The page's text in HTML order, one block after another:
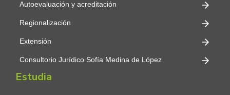
Autoevaluación y acreditación
Regionalización
Extensión
Consultorio Jurídico Sofía Medina de López
Estudia